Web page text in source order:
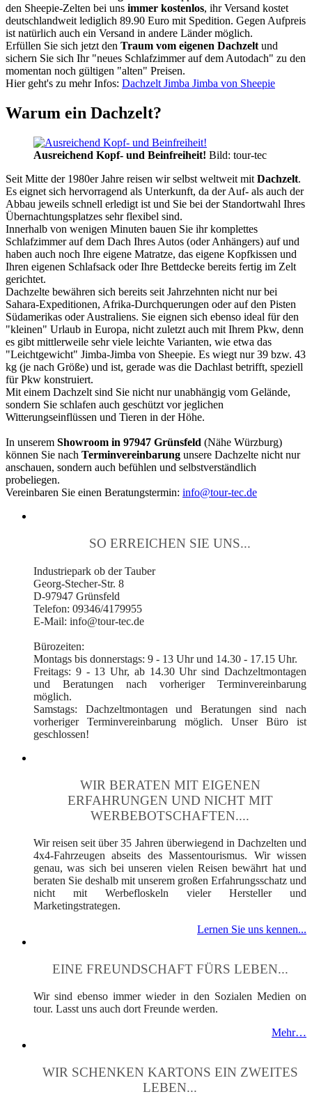
den Sheepie-Zelten bei uns immer kostenlos, ihr Versand kostet
deutschlandweit lediglich 89.90 Euro mit Spedition. Gegen Aufpreis
ist natürlich auch ein Versand in andere Länder möglich.
Erfüllen Sie sich jetzt den Traum vom eigenen Dachzelt und
sichern Sie sich Ihr "neues Schlafzimmer auf dem Autodach" zu den
momentan noch gültigen "alten" Preisen.
Hier geht's zu mehr Infos: Dachzelt Jimba Jimba von Sheepie
Warum ein Dachzelt?
Ausreichend Kopf- und Beinfreiheit! Bild: tour-tec
Seit Mitte der 1980er Jahre reisen wir selbst weltweit mit Dachzelt.
Es eignet sich hervorragend als Unterkunft, da der Auf- als auch der
Abbau jeweils schnell erledigt ist und Sie bei der Standortwahl Ihres
Übernachtungsplatzes sehr flexibel sind.
Innerhalb von wenigen Minuten bauen Sie ihr komplettes
Schlafzimmer auf dem Dach Ihres Autos (oder Anhängers) auf und
haben auch noch Ihre eigene Matratze, das eigene Kopfkissen und
Ihren eigenen Schlafsack oder Ihre Bettdecke bereits fertig im Zelt
gerichtet.
Dachzelte bewähren sich bereits seit Jahrzehnten nicht nur bei
Sahara-Expeditionen, Afrika-Durchquerungen oder auf den Pisten
Südamerikas oder Australiens. Sie eignen sich ebenso ideal für den
"kleinen" Urlaub in Europa, nicht zuletzt auch mit Ihrem Pkw, denn
es gibt mittlerweile sehr viele leichte Varianten, wie etwa das
"Leichtgewicht" Jimba-Jimba von Sheepie. Es wiegt nur 39 bzw. 43
kg (je nach Größe) und ist, gerade was die Dachlast betrifft, speziell
für Pkw konstruiert.
Mit einem Dachzelt sind Sie nicht nur unabhängig vom Gelände,
sondern Sie schlafen auch geschützt vor jeglichen
Witterungseinflüssen und Tieren in der Höhe.
In unserem Showroom in 97947 Grünsfeld (Nähe Würzburg)
können Sie nach Terminvereinbarung unsere Dachzelte nicht nur
anschauen, sondern auch befühlen und selbstverständlich
probeliegen.
Vereinbaren Sie einen Beratungstermin: info@tour-tec.de
SO ERREICHEN SIE UNS...
Industriepark ob der Tauber
Georg-Stecher-Str. 8
D-97947 Grünsfeld
Telefon: 09346/4179955
E-Mail: info@tour-tec.de
Bürozeiten:
Montags bis donnerstags: 9 - 13 Uhr und 14.30 - 17.15 Uhr.
Freitags: 9 - 13 Uhr, ab 14.30 Uhr sind Dachzeltmontagen
und Beratungen nach vorheriger Terminvereinbarung
möglich.
Samstags: Dachzeltmontagen und Beratungen sind nach
vorheriger Terminvereinbarung möglich. Unser Büro ist
geschlossen!
WIR BERATEN MIT EIGENEN
ERFAHRUNGEN UND NICHT MIT
WERBEBOTSCHAFTEN....
Wir reisen seit über 35 Jahren überwiegend in Dachzelten und
4x4-Fahrzeugen abseits des Massentourismus. Wir wissen
genau, was sich bei unseren vielen Reisen bewährt hat und
beraten Sie deshalb mit unserem großen Erfahrungsschatz und
nicht mit Werbefloskeln vieler Hersteller und
Marketingstrategen.
Lernen Sie uns kennen...
EINE FREUNDSCHAFT FÜRS LEBEN...
Wir sind ebenso immer wieder in den Sozialen Medien on
tour. Lasst uns auch dort Freunde werden.
Mehr…
WIR SCHENKEN KARTONS EIN ZWEITES
LEBEN...